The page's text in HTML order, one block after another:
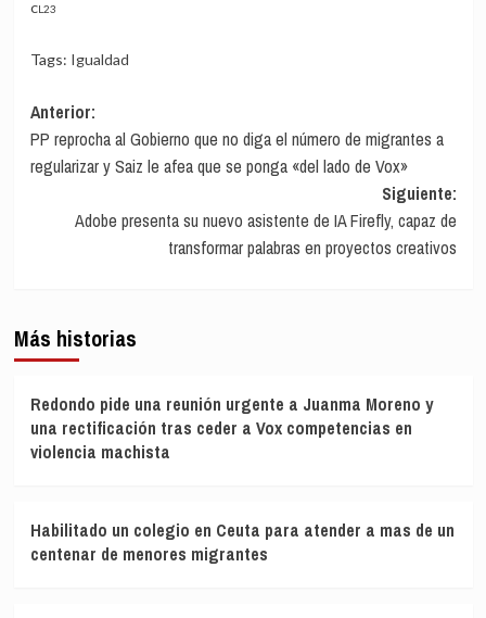
CL23
Tags: Igualdad
Navegación
de
entradas
Anterior:
PP reprocha al Gobierno que no diga el número de migrantes a
regularizar y Saiz le afea que se ponga «del lado de Vox»
Siguiente:
Adobe presenta su nuevo asistente de IA Firefly, capaz de
transformar palabras en proyectos creativos
Más historias
Redondo pide una reunión urgente a Juanma Moreno y
una rectificación tras ceder a Vox competencias en
violencia machista
Habilitado un colegio en Ceuta para atender a mas de un
centenar de menores migrantes